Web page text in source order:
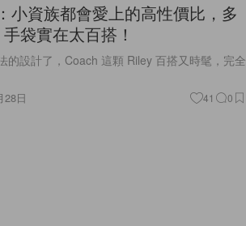
小資族都會愛上的高性價比，多
袋實在太百搭！
的設計了，Coach 這顆 Riley 百搭又時髦，完全
28日 41 0